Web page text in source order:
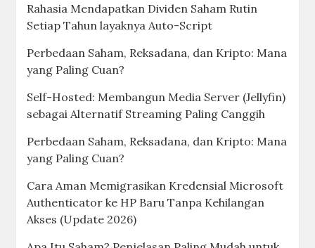
Rahasia Mendapatkan Dividen Saham Rutin
Setiap Tahun layaknya Auto-Script
Perbedaan Saham, Reksadana, dan Kripto: Mana
yang Paling Cuan?
Self-Hosted: Membangun Media Server (Jellyfin)
sebagai Alternatif Streaming Paling Canggih
Perbedaan Saham, Reksadana, dan Kripto: Mana
yang Paling Cuan?
Cara Aman Memigrasikan Kredensial Microsoft
Authenticator ke HP Baru Tanpa Kehilangan
Akses (Update 2026)